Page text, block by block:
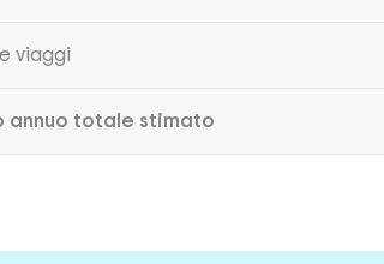
viaggi
annuo totale stimato